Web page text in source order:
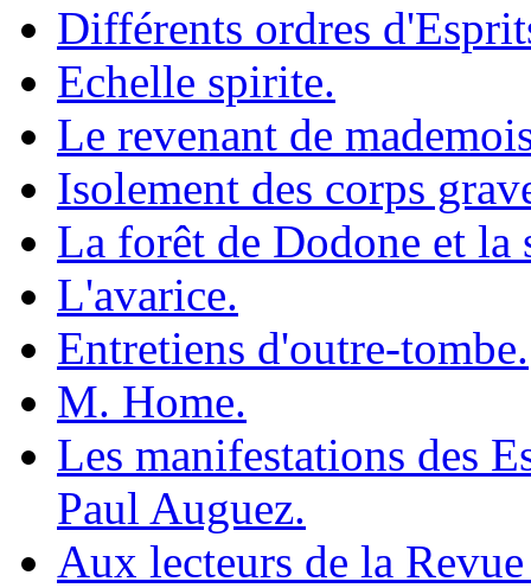
Différents ordres
Echelle spirite.
Le revenant de
Isolement des corps
La forêt de Dodone et la
L'avarice.
Entretiens d'outre-tombe.
M. Home.
Les manifestations des
Paul Auguez.
Aux lecteurs de la